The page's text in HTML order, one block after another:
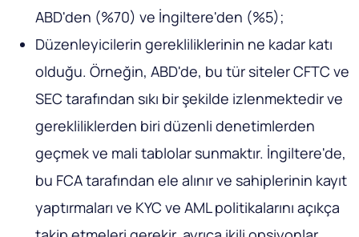
ABD'den (%70) ve İngiltere'den (%5);
Düzenleyicilerin gerekliliklerinin ne kadar katı
olduğu. Örneğin, ABD'de, bu tür siteler CFTC ve
SEC tarafından sıkı bir şekilde izlenmektedir ve
gerekliliklerden biri düzenli denetimlerden
geçmek ve mali tablolar sunmaktır. İngiltere'de,
bu FCA tarafından ele alınır ve sahiplerinin kayıt
yaptırmaları ve KYC ve AML politikalarını açıkça